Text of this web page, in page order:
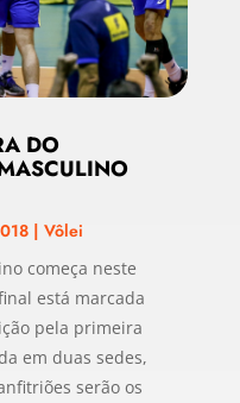
DO
| Vôlei
começa neste
está marcada
pela primeira
em duas sedes,
serão os